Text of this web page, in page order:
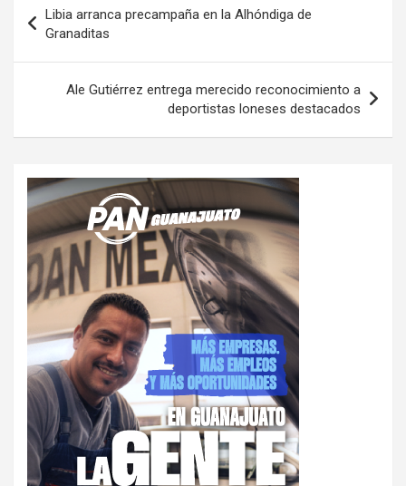
de
entradas
Libia arranca precampaña en la Alhóndiga de
Granaditas
Ale Gutiérrez entrega merecido reconocimiento a
deportistas loneses destacados